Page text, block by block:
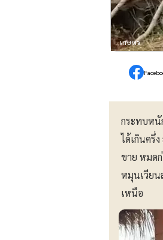
เกษตร
กระทบหนั
ได้เกินครึ่
ขาย หมด
หมุนเวียน
เหนือ